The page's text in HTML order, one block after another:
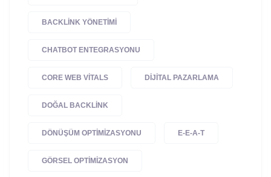
BACKLINK YÖNETIMI
CHATBOT ENTEGRASYONU
CORE WEB VITALS DIJITAL PAZARLAMA
DOĞAL BACKLINK
DÖNÜŞÜM OPTIMIZASYONU E-E-A-T
GÖRSEL OPTIMIZASYON